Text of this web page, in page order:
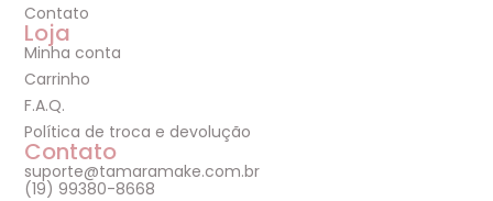
Contato
Loja
Minha conta
Carrinho
F.A.Q.
Política de troca e devolução
Contato
suporte@tamaramake.com.br
(19) 99380-8668